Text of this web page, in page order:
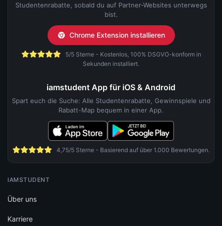
Studentenrabatte, sobald du auf Partner-Websites unterwegs
bist.
Chrome Extension installieren
5/5 Sterne - Kostenlos, 100% DSGVO-konform in
Sekunden installiert.
iamstudent App für iOS & Android
Spart euch die Suche: Alle Studentenrabatte, Gewinnspiele und
Rabatt-Map bequem in einer App.
4,75/5 Sterne - Basierend auf über 1.000 Bewertungen.
IAMSTUDENT
Über uns
Karriere